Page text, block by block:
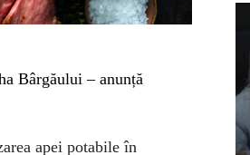
Bârgăului – anunță
apei potabile în